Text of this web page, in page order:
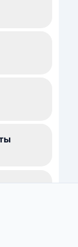
кабинет